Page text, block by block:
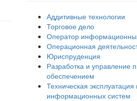
Аддитивные технологии
Торговое дело
Оператор
Операционная
Юриспруденция
Разработка и управление
обеспечением
Техническая
информационных систем